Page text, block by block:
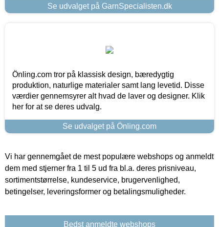
Se udvalget på GarnSpecialisten.dk
Önling.com tror på klassisk design, bæredygtig
produktion, naturlige materialer samt lang levetid. Disse
værdier gennemsyrer alt hvad de laver og designer. Klik
her for at se deres udvalg.
Se udvalget på Önling.com
Vi har gennemgået de mest populære webshops og anmeldt
dem med stjerner fra 1 til 5 ud fra bl.a. deres prisniveau,
sortimentstørrelse, kundeservice, brugervenlighed,
betingelser, leveringsformer og betalingsmuligheder.
Bedst anmeldte webshops